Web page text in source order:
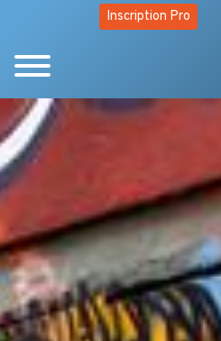
Inscription Pro